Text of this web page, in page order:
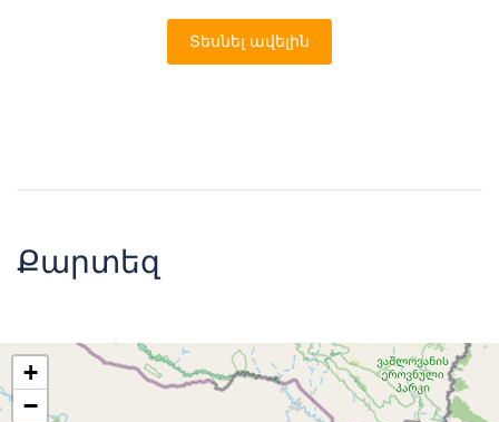
Տեսնել ավելին
Քարտեզ
+
−